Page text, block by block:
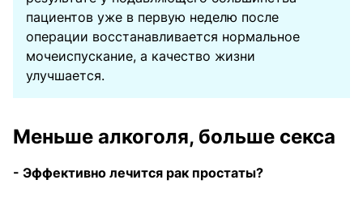
пациентов уже в первую неделю после
операции восстанавливается нормальное
мочеиспускание, а качество жизни
улучшается.
Меньше алкоголя, больше секса
- Эффективно лечится рак простаты?